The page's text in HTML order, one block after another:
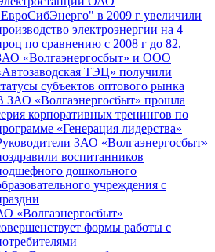
в 2009 г увеличили
электроэнергии на 4
по сравнению с 2008 г до 82,
«Волгаэнергосбыт» и ООО
ТЭЦ» получили
субъектов оптового рынка
ЗАО «Волгаэнергосбыт» прошла
корпоративных тренингов по
«Генерация лидерства»
ЗАО «Волгаэнергосбыт»
воспитанников
дошкольного
учреждения с
«Волгаэнергосбыт»
формы работы с